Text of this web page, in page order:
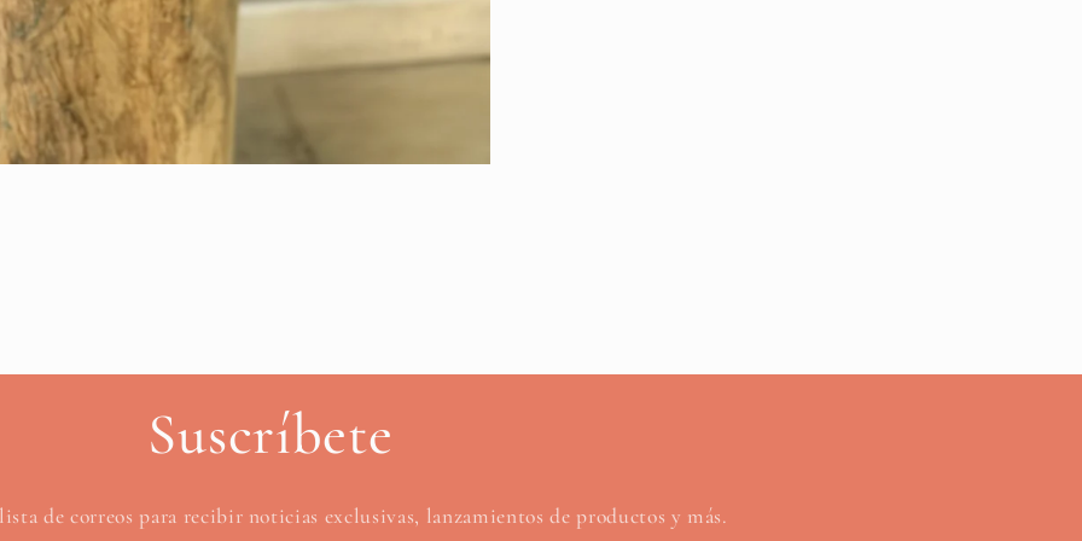
Suscríbete
de correos para recibir noticias exclusivas, lanzamientos de productos y más.